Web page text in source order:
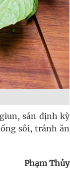
sán định kỳ
sôi, tránh ăn
Phạm Thủy